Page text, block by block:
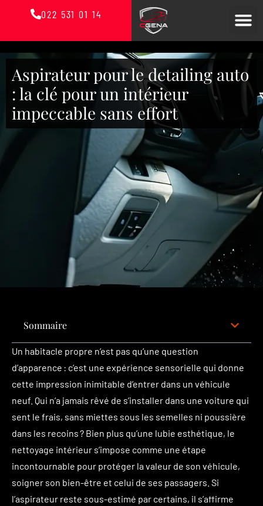
022 531 01 14
Aspirateur pour le detailing auto
: la clé pour un intérieur
impeccable sans effort
Sommaire
Un habitacle propre n’est pas qu’une question
d’apparence : c’est une expérience sensorielle qui donne
cette impression inimitable d’entrer dans un véhicule
neuf. Qui n’a jamais rêvé de s’installer dans une voiture qui
sent le frais, sans miettes sous les semelles ni poussière
dans les recoins ? Bien plus qu’une lubie esthétique, le
nettoyage intérieur s’impose comme une étape
incontournable pour protéger la valeur de son véhicule,
soigner son bien-être et celui de ses passagers. Si
l’aspirateur reste sous-estimé par certains, il s’affirme